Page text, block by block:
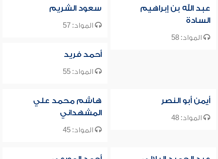
عبد الله بن إبراهيم
السادة
المواد: 58
سعود الشريم
المواد: 57
أحمد فريد
المواد: 55
أيمن أبو النصر
المواد: 48
هاشم محمد علي
المشهداني
المواد: 45